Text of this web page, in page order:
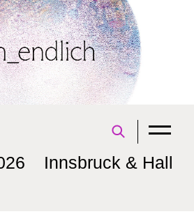
Innsbruck & Hall